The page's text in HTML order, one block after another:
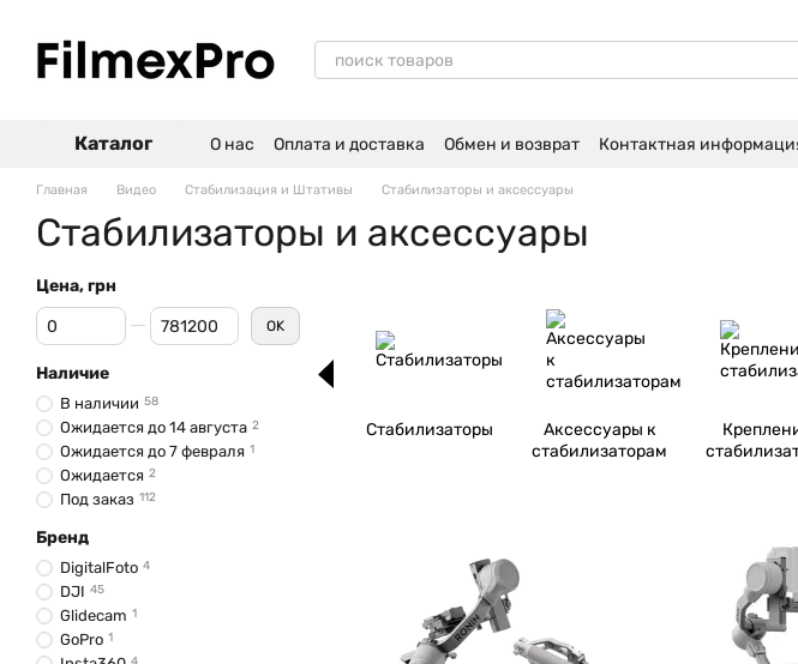
Каталог О нас Оплата и доставка Обмен и возврат Контактная
Главная Видео Стабилизация и Штативы Стабилизаторы и аксессуары
Стабилизаторы и аксессуары
Стабилизаторы
Аксессуары к
стабилизаторам
Цена, грн
От Цена, грн
До Цена, грн OK
Наличие
В наличии 58
Ожидается до 14 августа 2
Ожидается до 7 февраля 1
Ожидается 2
Под заказ 112
Бренд
DigitalFoto 4
DJI 45
Glidecam 1
GoPro 1